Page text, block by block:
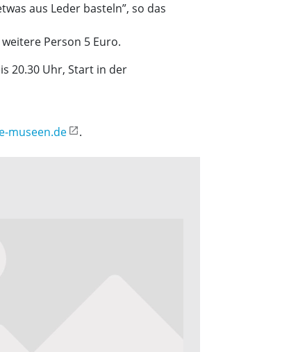
aus Leder basteln”, so das
Person 5 Euro.
20.30 Uhr, Start in der
museen.de .